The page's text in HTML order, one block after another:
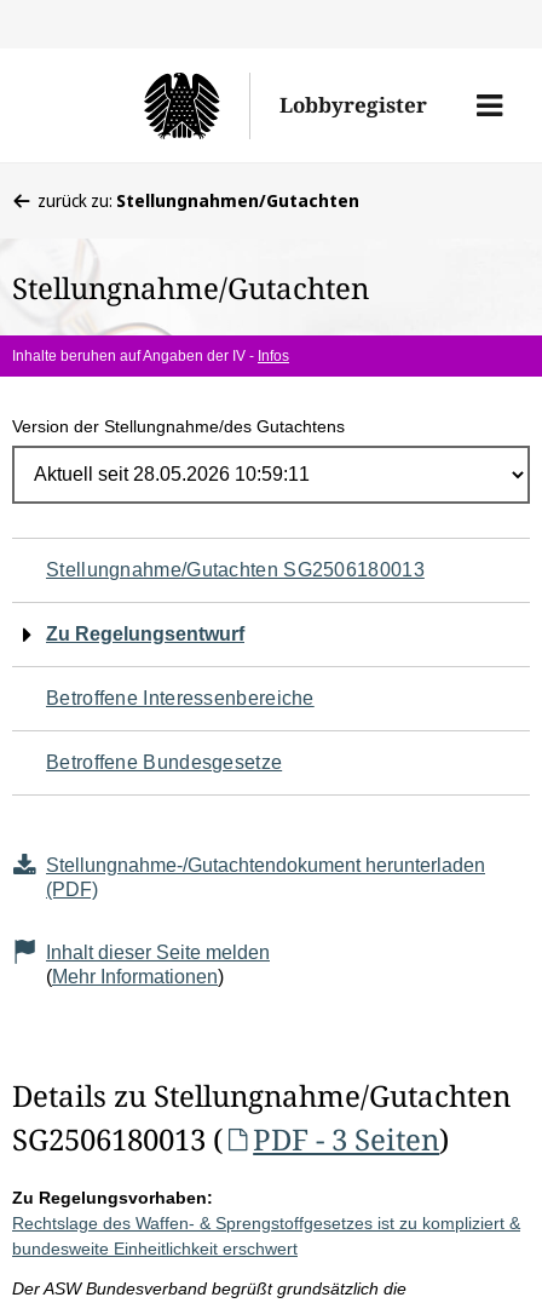
Lobbyregister
Menü
befinden
hier:
zurück zu: Stellungnahmen/Gutachten
Stellungnahme/Gutachten
Inhalte beruhen auf Angaben der IV - Infos
Version der Stellungnahme/des Gutachtens
Navigation
für
den
Seiteninhalt
Stellungnahme/Gutachten SG2506180013
Zu Regelungsentwurf
Betroffene Interessenbereiche
Betroffene Bundesgesetze
Stellungnahme-/Gutachtendokument herunterladen
(PDF)
Inhalt dieser Seite melden
(Mehr Informationen)
Details zu Stellungnahme/Gutachten
SG2506180013 (
PDF - 3 Seiten)
Zu Regelungsvorhaben:
Rechtslage des Waffen- & Sprengstoffgesetzes ist zu kompliziert &
bundesweite Einheitlichkeit erschwert
Der ASW Bundesverband begrüßt grundsätzlich die